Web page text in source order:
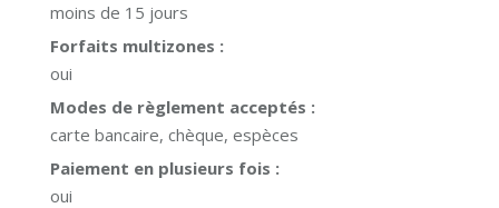
moins de 15 jours
Forfaits multizones :
oui
Modes de règlement acceptés :
carte bancaire, chèque, espèces
Paiement en plusieurs fois :
oui